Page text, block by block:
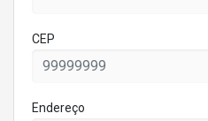
CEP
Endereço